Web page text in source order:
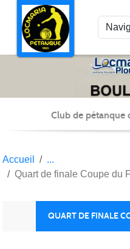
Club de pétanque
Accueil
Quart de finale Coupe du
QUART DE FINALE
Panneau de gestion des